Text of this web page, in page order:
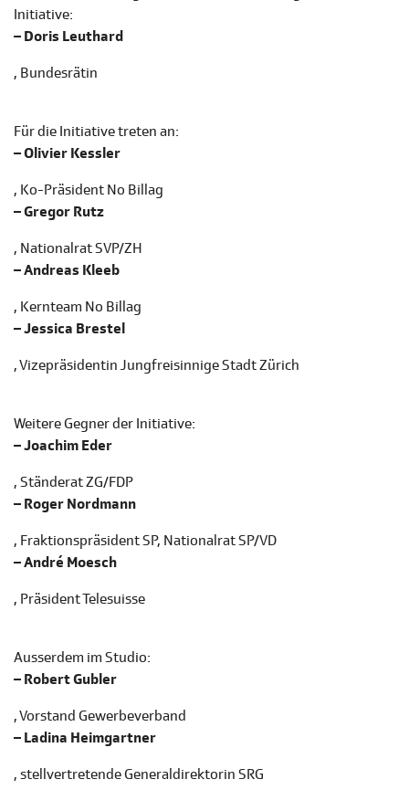
Initiative:
– Doris Leuthard
, Bundesrätin
Für die Initiative treten an:
– Olivier Kessler
, Ko-Präsident No Billag
– Gregor Rutz
, Nationalrat SVP/ZH
– Andreas Kleeb
, Kernteam No Billag
– Jessica Brestel
, Vizepräsidentin Jungfreisinnige Stadt Zürich
Weitere Gegner der Initiative:
– Joachim Eder
, Ständerat ZG/FDP
– Roger Nordmann
, Fraktionspräsident SP, Nationalrat SP/VD
– André Moesch
, Präsident Telesuisse
Ausserdem im Studio:
– Robert Gubler
, Vorstand Gewerbeverband
– Ladina Heimgartner
, stellvertretende Generaldirektorin SRG